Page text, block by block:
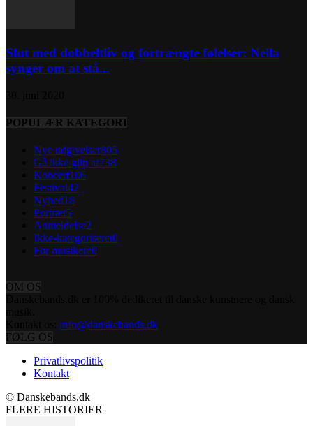
Slut med dobbeltliv og fortrængte følelser: Nella
synger om at stå...
POPULÆR KATEGORI
Nye udgivelser805
Gå ikke glip af738
Koncert106
Festival42
Nyhed18
Portræt5
Anmeldelse2
Ikke-kategoriseret0
For musikere0
OM OS
info@danskebands.dk
FØLG OS
Privatlivspolitik
Kontakt
© Danskebands.dk
FLERE HISTORIER